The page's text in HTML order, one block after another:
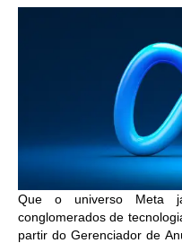
Que o universo Meta
conglomerados de
partir do Gerenciador de